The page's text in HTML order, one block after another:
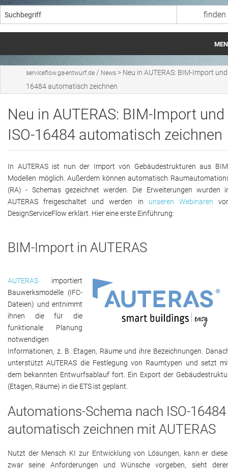
DesignServiceFlow
Netzwerk
News
Webinare
serviceflow.ga-entwurf.de / News > Neu in AUTERAS: BIM-Import und
16484 automatisch zeichnen
Neu in AUTERAS: BIM-Import und
ISO-16484 automatisch zeichnen
In AUTERAS ist nun der Import von Gebäudestrukturen aus
Modellen möglich. Außerdem können automatisch
(RA) - Schemas gezeichnet werden. Die Erweiterungen wurden
AUTERAS freigeschaltet und werden in unseren Webinaren
DesignServiceFlow erklärt. Hier eine erste Einführung:
BIM-Import in AUTERAS
AUTERAS importiert
Bauwerksmodelle (IFC-
Dateien) und entnimmt
ihnen die für die
funktionale Planung
notwendigen
Informationen, z. B. Etagen, Räume und ihre Bezeichnungen.
unterstützt AUTERAS die Festlegung von Raumtypen und setzt
dem bekannten Entwurfsablauf fort. Ein Export der
(Etagen, Räume) in die ETS ist geplant.
Automations-Schema nach ISO-16484
automatisch zeichnen mit AUTERAS
Nutzt der Mensch KI zur Entwicklung von Lösungen, kann er
zwar seine Anforderungen und Wünsche vorgeben, sieht